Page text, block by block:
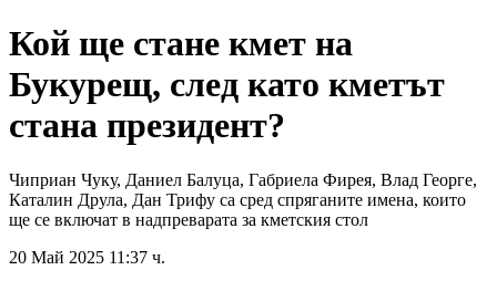
Кой ще стане кмет на
Букурещ, след като кметът
стана президент?
Чиприан Чуку, Даниел Балуца, Габриела Фирея, Влад Георге,
Каталин Друла, Дан Трифу са сред спряганите имена, които
ще се включат в надпреварата за кметския стол
20 Май 2025 11:37 ч.